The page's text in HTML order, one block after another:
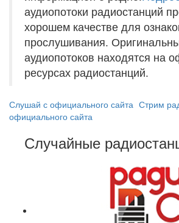
аудиопотоки радиостанций
хорошем качестве для
прослушивания.
аудиопотоков находятся на
ресурсах радиостанций.
Слушай с официального сайта Стрим
официального сайта
Случайные